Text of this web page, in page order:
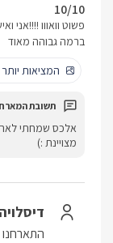
10/10
פשוט וואווו !!!!אני
ברמה גבוהה מאוד
המציאות
אלכס שמחתי
מצויינת :)